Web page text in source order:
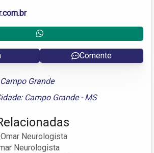
Comente
Grande
Campo Grande - MS
Neurologista
Neurologista